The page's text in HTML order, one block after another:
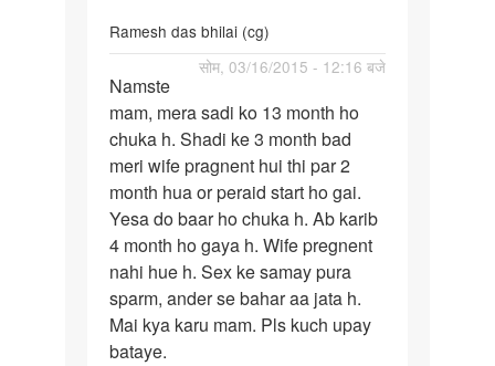
Ramesh das bhilai (cg)
सोम, 03/16/2015 - 12:16 बजे
Namste
mam,
Namste
mam, mera sadi ko 13 month ho
chuka h. Shadi ke 3 month bad
meri wife pragnent hui thi par 2
month hua or peraid start ho gai.
Yesa do baar ho chuka h. Ab karib
4 month ho gaya h. Wife pregnent
nahi hue h. Sex ke samay pura
sparm, ander se bahar aa jata h.
Mai kya karu mam. Pls kuch upay
bataye.